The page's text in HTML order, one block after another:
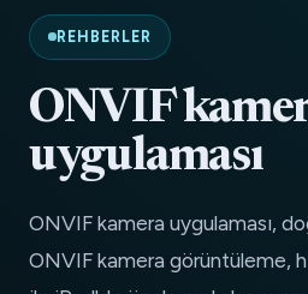
REHBERLER
ONVIF
uygulaması
ONVIF kamera uygulaması,
ONVIF kamera görüntüleme,